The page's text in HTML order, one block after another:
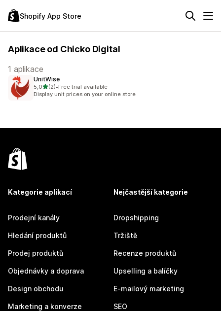
Shopify App Store
Aplikace od Chicko Digital
1 aplikace
UnitWise
5,0z 5 hvězd
(2)
Celkový počet recenzí: 2
•Free trial available
Display unit prices on your online store
Kategorie aplikací
Prodejní kanály
Hledání produktů
Prodej produktů
Objednávky a doprava
Design obchodu
Marketing a konverze
Nejčastější kategorie
Dropshipping
Tržiště
Recenze produktů
Upselling a balíčky
E-mailový marketing
SEO